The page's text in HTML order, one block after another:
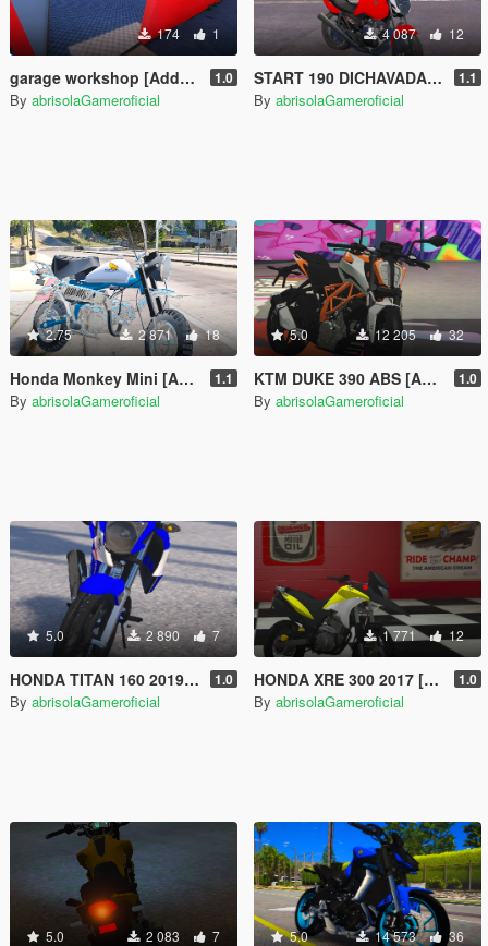
174 1
garage workshop [Add-On] 1.0
By abrisolaGameroficial
4 087 12
START 190 DICHAVADA MOTOR 190 [Add-On] 1.1
By abrisolaGameroficial
2.75 2 871 18
Honda Monkey Mini [Add-On] 1.1
By abrisolaGameroficial
5.0 12 205 32
KTM DUKE 390 ABS [Add-On] 1.0
By abrisolaGameroficial
5.0 2 890 7
HONDA TITAN 160 2019 EDIÇÃO LIMITADA [Add-On] 1.0
By abrisolaGameroficial
1 771 12
HONDA XRE 300 2017 [Add-On] 1.0
By abrisolaGameroficial
5.0 2 083 7 5.0 14 573 36